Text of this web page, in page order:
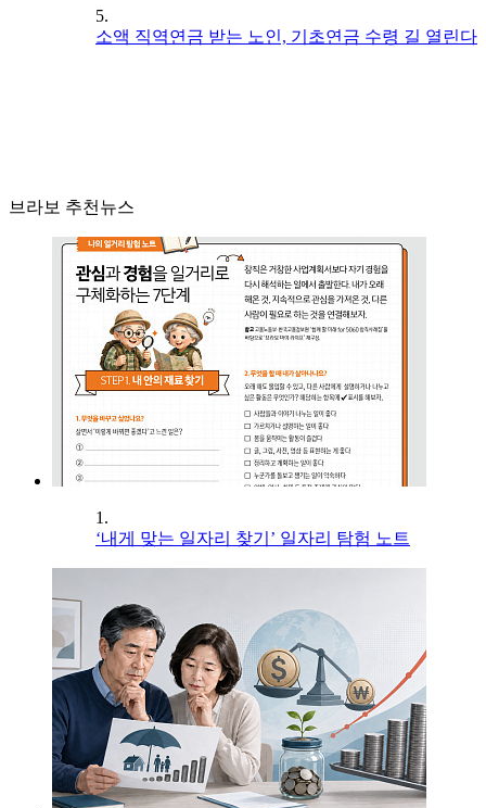
5.
소액 직역연금 받는 노인, 기초연금 수령 길 열린다
브라보 추천뉴스
1.
‘내게 맞는 일자리 찾기’ 일자리 탐험 노트